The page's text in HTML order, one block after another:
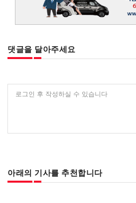
댓글을 달아주세요
로그인 후 작성하실 수 있습니다
아래의 기사를 추천합니다